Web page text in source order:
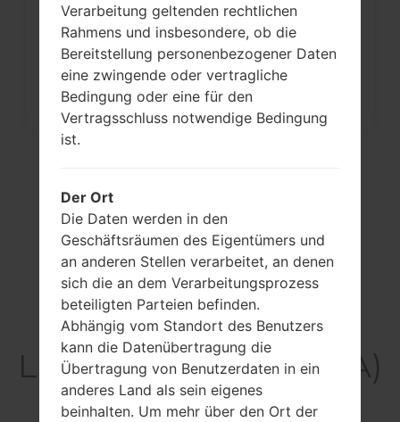
Werkseinstellungen durch Menü
auf...
Video
LGKE850A(LGKE850A)
akaLG Prada
Verarbeitung geltenden rechtlichen
Rahmens und insbesondere, ob die
Bereitstellung personenbezogener Daten
eine zwingende oder vertragliche
Bedingung oder eine für den
Vertragsschluss notwendige Bedingung
ist.
Der Ort
Die Daten werden in den
Geschäftsräumen des Eigentümers und
an anderen Stellen verarbeitet, an denen
sich die an dem Verarbeitungsprozess
beteiligten Parteien befinden.
Abhängig vom Standort des Benutzers
kann die Datenübertragung die
Übertragung von Benutzerdaten in ein
anderes Land als sein eigenes
beinhalten. Um mehr über den Ort der